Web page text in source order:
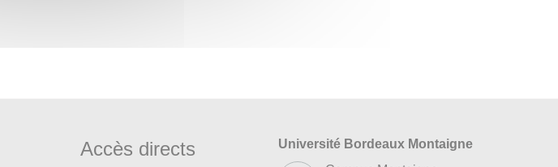
Accès directs
Université Bordeaux Montaigne